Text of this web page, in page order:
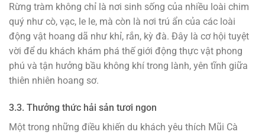
Rừng tràm không chỉ là nơi sinh sống của nhiều loài chim
quý như cò, vạc, le le, mà còn là nơi trú ẩn của các loài
động vật hoang dã như khỉ, rắn, kỳ đà. Đây là cơ hội tuyệt
vời để du khách khám phá thế giới động thực vật phong
phú và tận hưởng bầu không khí trong lành, yên tĩnh giữa
thiên nhiên hoang sơ.
3.3. Thưởng thức hải sản tươi ngon
Một trong những điều khiến du khách yêu thích Mũi Cà